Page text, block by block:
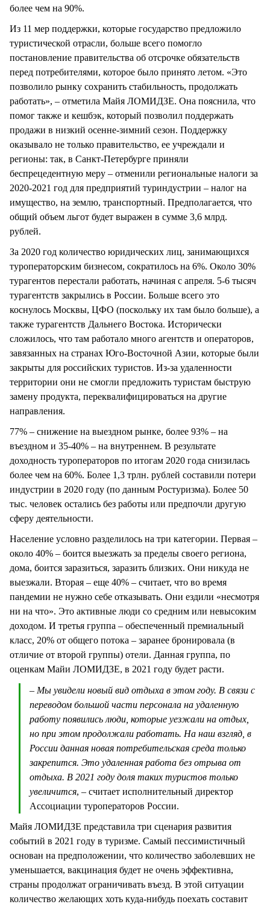
более чем на 90%.
Из 11 мер поддержки, которые государство предложило
туристической отрасли, больше всего помогло
постановление правительства об отсрочке обязательств
перед потребителями, которое было принято летом. «Это
позволило рынку сохранить стабильность, продолжать
работать», – отметила Майя ЛОМИДЗЕ. Она пояснила, что
помог также и кешбэк, который позволил поддержать
продажи в низкий осенне-зимний сезон. Поддержку
оказывало не только правительство, ее учреждали и
регионы: так, в Санкт-Петербурге приняли
беспрецедентную меру – отменили региональные налоги за
2020-2021 год для предприятий туриндустрии – налог на
имущество, на землю, транспортный. Предполагается, что
общий объем льгот будет выражен в сумме 3,6 млрд.
рублей.
За 2020 год количество юридических лиц, занимающихся
туроператорским бизнесом, сократилось на 6%. Около 30%
турагентов перестали работать, начиная с апреля. 5-6 тысяч
турагентств закрылись в России. Больше всего это
коснулось Москвы, ЦФО (поскольку их там было больше), а
также турагентств Дальнего Востока. Исторически
сложилось, что там работало много агентств и операторов,
завязанных на странах Юго-Восточной Азии, которые были
закрыты для российских туристов. Из-за удаленности
территории они не смогли предложить туристам быструю
замену продукта, переквалифицироваться на другие
направления.
77% – снижение на выездном рынке, более 93% – на
въездном и 35-40% – на внутреннем. В результате
доходность туроператоров по итогам 2020 года снизилась
более чем на 60%. Более 1,3 трлн. рублей составили потери
индустрии в 2020 году (по данным Ростуризма). Более 50
тыс. человек остались без работы или предпочли другую
сферу деятельности.
Население условно разделилось на три категории. Первая –
около 40% – боится выезжать за пределы своего региона,
дома, боится заразиться, заразить близких. Они никуда не
выезжали. Вторая – еще 40% – считает, что во время
пандемии не нужно себе отказывать. Они ездили «несмотря
ни на что». Это активные люди со средним или невысоким
доходом. И третья группа – обеспеченный премиальный
класс, 20% от общего потока – заранее бронировала (в
отличие от второй группы) отели. Данная группа, по
оценкам Майи ЛОМИДЗЕ, в 2021 году будет расти.
– Мы увидели новый вид отдыха в этом году. В связи с
переводом большой части персонала на удаленную
работу появились люди, которые уезжали на отдых,
но при этом продолжали работать. На наш взгляд, в
России данная новая потребительская среда только
закрепится. Это удаленная работа без отрыва от
отдыха. В 2021 году доля таких туристов только
увеличится, – считает исполнительный директор
Ассоциации туроператоров России.
Майя ЛОМИДЗЕ представила три сценария развития
событий в 2021 году в туризме. Самый пессимистичный
основан на предположении, что количество заболевших не
уменьшается, вакцинация будет не очень эффективна,
страны продолжат ограничивать въезд. В этой ситуации
количество желающих хоть куда-нибудь поехать составит